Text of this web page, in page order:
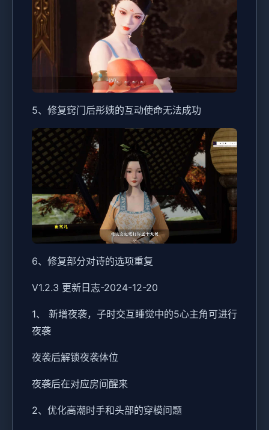
5、修复窍门后彤姨的互动使命无法成功
6、修复部分对诗的选项重复
V1.2.3 更新日志-2024-12-20
1、 新增夜袭，子时交互睡觉中的5心主角可进行
夜袭
夜袭后解锁夜袭体位
夜袭后在对应房间醒来
2、优化高潮时手和头部的穿模问题